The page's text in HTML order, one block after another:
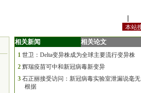
相关新闻 相关论文
1 世卫：Delta变异株成为全球主要流行变异株
2 辉瑞疫苗可中和新冠病毒新变异
3 石正丽接受访问：新冠病毒实验室泄漏说毫无
根据